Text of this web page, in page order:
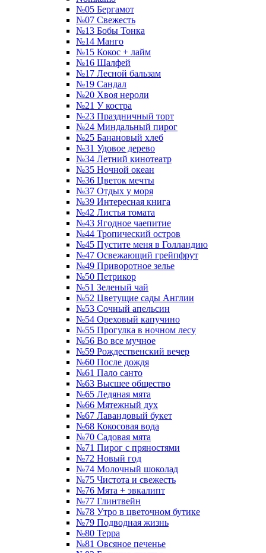
№05 Бергамот
№07 Свежесть
№13 Бобы Тонка
№14 Манго
№15 Кокос + лайм
№16 Шалфей
№17 Лесной бальзам
№19 Сандал
№20 Хвоя нероли
№21 У костра
№23 Праздничный торт
№24 Миндальный пирог
№25 Банановый хлеб
№31 Удовое дерево
№34 Летний кинотеатр
№35 Ночной океан
№36 Цветок мечты
№37 Отдых у моря
№39 Интересная книга
№42 Листья томата
№43 Ягодное чаепитие
№44 Тропический остров
№45 Пустите меня в Голландию
№47 Освежающий грейпфрут
№49 Приворотное зелье
№50 Петрикор
№51 Зеленый чай
№52 Цветущие сады Англии
№53 Сочный апельсин
№54 Ореховый капучино
№55 Прогулка в ночном лесу
№56 Во все мучное
№59 Рождественский вечер
№60 После дождя
№61 Пало санто
№63 Высшее общество
№65 Ледяная мята
№66 Мятежный дух
№67 Лавандовый букет
№68 Кокосовая вода
№70 Садовая мята
№71 Пирог с пряностями
№72 Новый год
№74 Молочный шоколад
№75 Чистота и свежесть
№76 Мята + эвкалипт
№77 Глинтвейн
№78 Утро в цветочном бутике
№79 Подводная жизнь
№80 Терра
№81 Овсяное печенье